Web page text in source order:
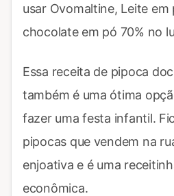
usar Ovomaltine, Leite
chocolate em pó 70% no
Essa receita de pipoca
também é uma ótima
fazer uma festa infantil.
pipocas que vendem na
enjoativa e é uma
econômica.